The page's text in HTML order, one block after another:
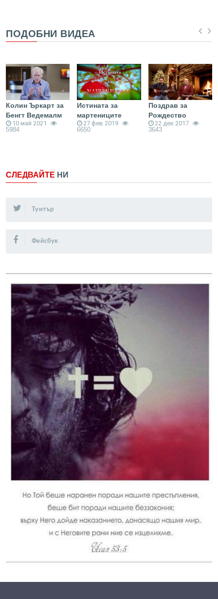
ПОДОБНИ ВИДЕА
Колин Ъркарт за
Бенгт Ведемалм
10 май 2021
5984
Истината за
мартениците
27 фев 2019
6650
Поздрав за
Рождество
22 дек 2017
3643
СЛЕДВАЙТЕ НИ
Туитър
Фейсбук